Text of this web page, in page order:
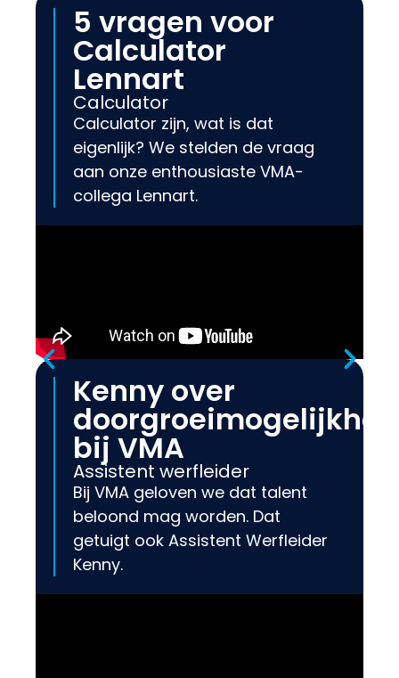
5 vragen voor
Calculator
Lennart
Calculator
Calculator zijn, wat is dat
eigenlijk? We stelden de vraag
aan onze enthousiaste VMA-
collega Lennart.
Kenny over
bij VMA
Assistent werfleider
Bij VMA geloven we dat talent
beloond mag worden. Dat
getuigt ook Assistent Werfleider
Kenny.